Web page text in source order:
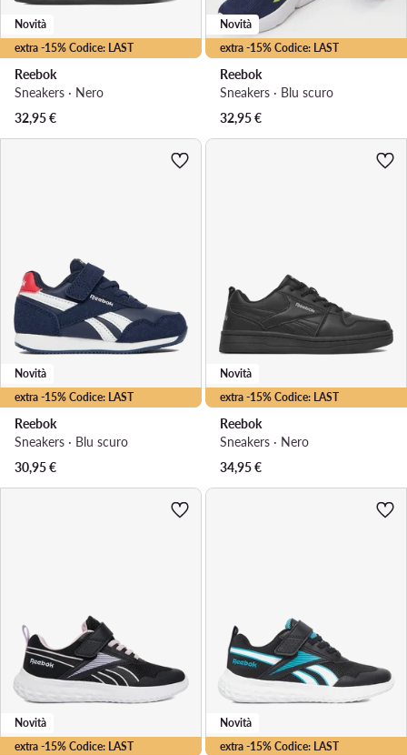
extra -15% Codice: LAST
Novità
Reebok
Sneakers · Nero
32,95€
extra -15% Codice: LAST
Novità
Reebok
Sneakers · Blu scuro
32,95€
extra -15% Codice: LAST
Novità
Reebok
Sneakers · Blu scuro
30,95€
extra -15% Codice: LAST
Novità
Reebok
Sneakers · Nero
34,95€
extra -15% Codice: LAST
Novità
extra -15% Codice: LAST
Novità